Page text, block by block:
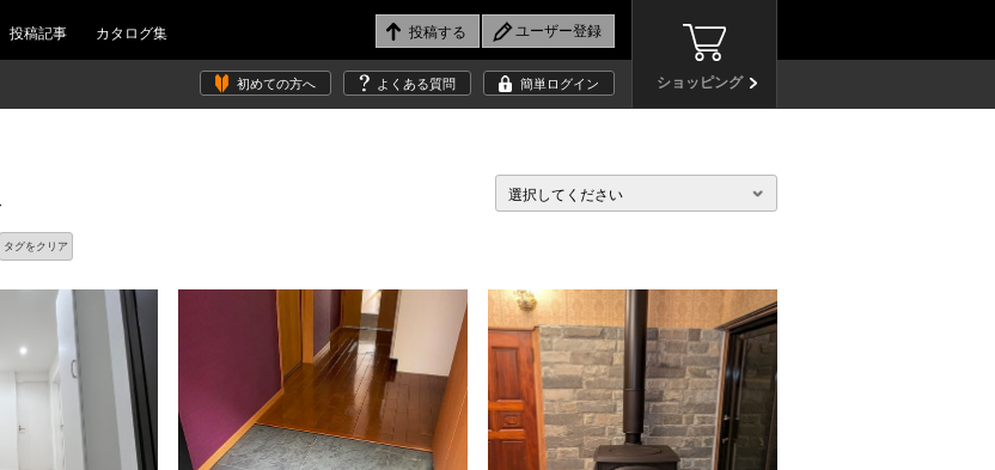
投稿記事 カタログ集
ショッピング
初めての方へ よくある質問 簡単ログイン
タグをクリア
選択してください